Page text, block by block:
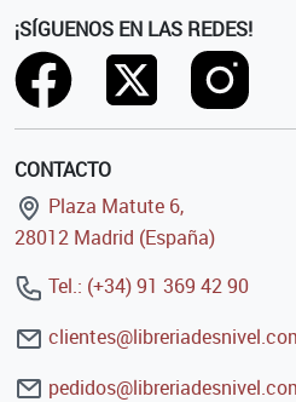
¡SÍGUENOS EN LAS REDES!
CONTACTO
Plaza Matute 6,
28012 Madrid (España)
Tel.: (+34) 91 369 42 90